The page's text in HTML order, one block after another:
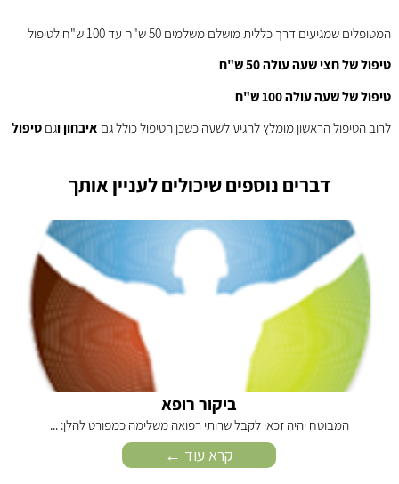
המטופלים שמגיעים דרך כללית מושלם משלמים 50 ש"ח עד 100 ש"ח לטיפול
טיפול של חצי שעה עולה 50 ש"ח
טיפול של שעה עולה 100 ש"ח
לרוב הטיפול הראשון מומלץ להגיע לשעה כשכן הטיפול כולל גם איבחון וגם טיפול
דברים נוספים שיכולים לעניין אותך
ביקור רופא
המבוטח יהיה זכאי לקבל שרותי רפואה משלימה כמפורט להלן: ...
קרא עוד ←